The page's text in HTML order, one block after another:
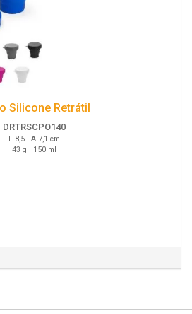
Silicone Retrátil
DRTRSCPO140
L 8,5 | A 7,1 cm
43 g | 150 ml